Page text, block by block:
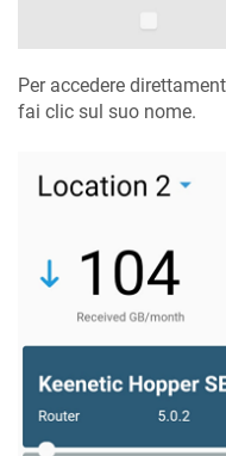
Per accedere
fai clic sul suo nome.